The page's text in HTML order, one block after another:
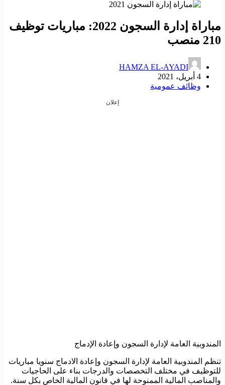
مباراة إدارة السجون 2022: مباريات توظيف
210 منصب
HAMZA EL-AYADI
4 أبريل، 2021
وظائف عمومية
إعلان
المندوبية العامة لإدارة السجون وإعادة الإدماج
تنظم المندوبية العامة لإدارة السجون وإعادة الادماج سنويا مباريات
للتوظيف في مختلف التخصصات والدرجات بناء على الحاجيات
والمناصب المالية الممنوحة لها في قانون المالية الخاص بكل سنة.